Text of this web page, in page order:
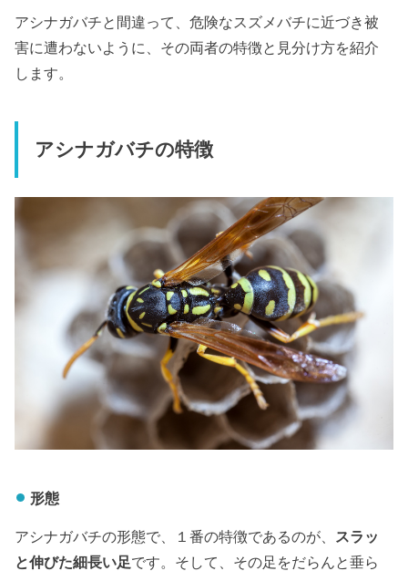
アシナガバチと間違って、危険なスズメバチに近づき被
害に遭わないように、その両者の特徴と見分け方を紹介
します。
アシナガバチの特徴
形態
アシナガバチの形態で、１番の特徴であるのが、 スラッ
と伸びた細長い足です。そして、その足をだらんと垂ら